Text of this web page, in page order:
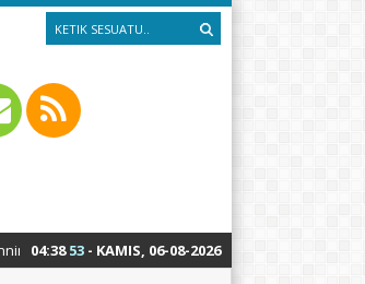
04:38 53 - KAMIS, 06-08-2026
silahkan ke Dashboard > Sekilas Info